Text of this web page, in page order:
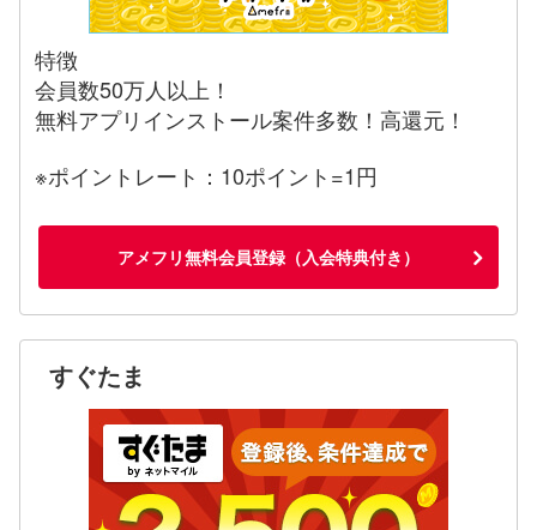
特徴
会員数50万人以上！
無料アプリインストール案件多数！高還元！
※ポイントレート：10ポイント=1円
アメフリ無料会員登録（入会特典付き）
すぐたま